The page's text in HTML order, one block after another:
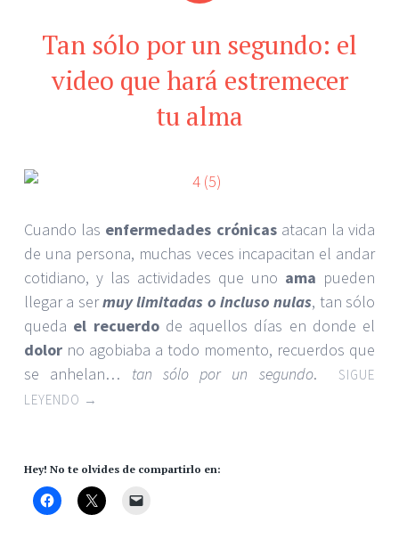
Tan sólo por un segundo: el
video que hará estremecer
tu alma
Cuando las enfermedades crónicasatacan la vida
de una persona, muchas veces incapacitan el andar
cotidiano, y las actividades que uno ama pueden
llegar a sermuy limitadas o incluso nulas, tan sólo
queda el recuerdode aquellos días en donde el
dolor no agobiaba a todo momento, recuerdos que
se anhelan… tan sólo por un segundo.
SIGUE
LEYENDO →
Hey! No te olvides de compartirlo en: